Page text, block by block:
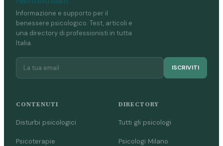
Informazione e supporto per il
benessere psicologico. Test, articoli e
una directory di professionisti in tutta
Italia.
ISCRIVITI
CONTENUTI
Disturbi psicologici
Psicoterapie
DIRECTORY
Tutti gli psicologi
Psicologi Milano